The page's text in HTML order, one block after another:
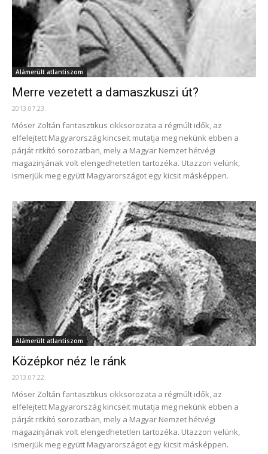
Alámerült atlantiszom
Merre vezetett a damaszkuszi út?
2013.07.23.
Móser Zoltán fantasztikus cikksorozata a régmúlt idők, az
elfelejtett Magyarország kincseit mutatja meg nekünk ebben a
párját ritkító sorozatban, mely a Magyar Nemzet hétvégi
magazinjának volt elengedhetetlen tartozéka. Utazzon velünk,
ismerjük meg együtt Magyarországot egy kicsit másképpen.
Alámerült atlantiszom
Középkor néz le ránk
2013.07.22.
Móser Zoltán fantasztikus cikksorozata a régmúlt idők, az
elfelejtett Magyarország kincseit mutatja meg nekünk ebben a
párját ritkító sorozatban, mely a Magyar Nemzet hétvégi
magazinjának volt elengedhetetlen tartozéka. Utazzon velünk,
ismerjük meg együtt Magyarországot egy kicsit másképpen.